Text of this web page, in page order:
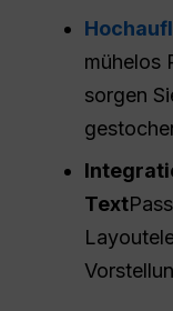
mühelos
sorgen
Text